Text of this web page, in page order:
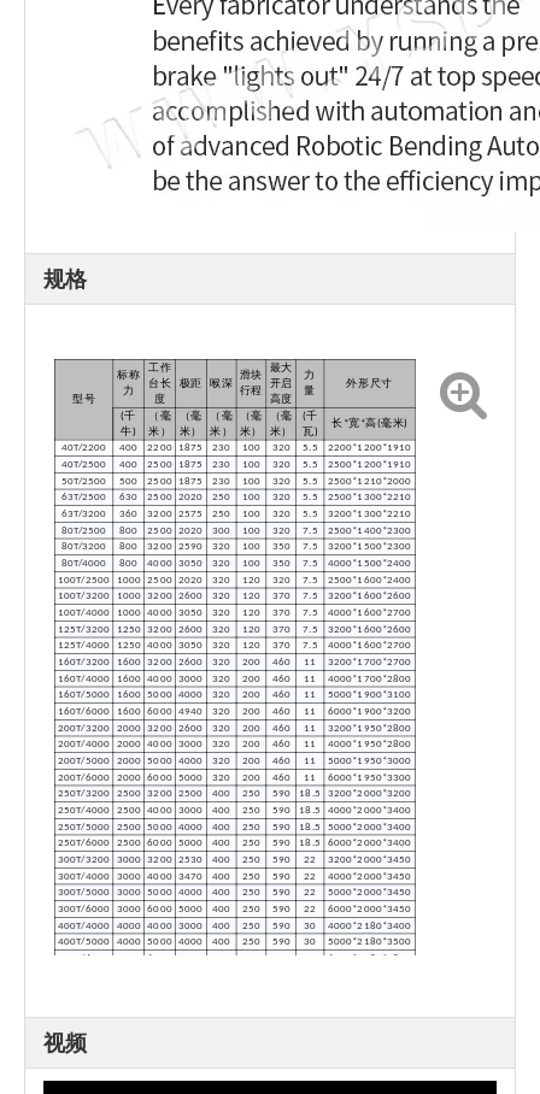
规格
型号
标称
力
工作
台长
度
极距 喉深
滑块
行程
最大
开启
高度
力
量
外形尺寸
(千
牛)
（毫
米）
（毫
米）
（毫
米）
（毫
米）
（毫
米）
(千
瓦)
长*宽*高(毫米)
40T/2200 400 2200 1875 230 100 320 5.5
2200*1200*1910
40T/2500
400 2500 1875 230 100 320 5.5
2500*1200*1910
50T/2500
500 2500 1875 230 100 320 5.5
2500*1210*2000
63T/2500
630 2500 2020 250 100 320 5.5 2500*1300*2210
63T/3200 360 3200 2575 250 100 320 5.5 3200*1300*2210
80T/2500 800 2500 2020 300 100 320 7.5 2500*1400*2300
80T/3200 800 3200 2590 320 100 350 7.5 3200*1500*2300
80T/4000 800 4000 3050 320 100 350 7.5
4000*1500*2400
100T/2500
1000 2500 2020 320 120 320 7.5
2500*1600*2400
100T/3200
1000 3200 2600 320 120 370 7.5
3200*1600*2600
100T/4000
1000 4000 3050 320 120 370 7.5
4000*1600*2700
125T/3200
1250 3200 2600 320 120 370 7.5
3200*1600*2600
125T/4000
1250 4000 3050 320 120 370 7.5 4000*1600*2700
160T/3200 1600 3200 2600 320 200 460 11 3200*1700*2700
160T/4000 1600 4000 3000 320 200 460 11 4000*1700*2800
160T/5000 1600 5000 4000 320 200 460 11 5000*1900*3100
160T/6000 1600 6000 4940 320 200 460 11
6000*1900*3200
200T/3200
2000 3200 2600 320 200 460 11
3200*1950*2800
200T/4000
2000 4000 3000 320 200 460 11
4000*1950*2800
200T/5000
2000 5000 4000 320 200 460 11
5000*1950*3000
200T/6000
2000 6000 5000 320 200 460 11
6000*1950*3300
250T/3200
2500 3200 2500 400 250 590 18.5
3200*2000*3200
250T/4000
2500 4000 3000 400 250 590 18.5
4000*2000*3400
250T/5000
2500 5000 4000 400 250 590 18.5 5000*2000*3400
250T/6000 2500 6000 5000 400 250 590 18.5 6000*2000*3400
300T/3200 3000 3200 2530 400 250 590 22
3200*2000*3450
300T/4000
3000 4000 3470 400 250 590 22
4000*2000*3450
300T/5000
3000 5000 4000 400 250 590 22
5000*2000*3450
300T/6000
3000 6000 5000 400 250 590 22
6000*2000*3450
400T/4000
4000 4000 3000 400 250 590 30
4000*2180*3400
400T/5000
4000 5000 4000 400 250 590 30 5000*2180*3500
400T/6000 6000 6000*2180*3800
视频